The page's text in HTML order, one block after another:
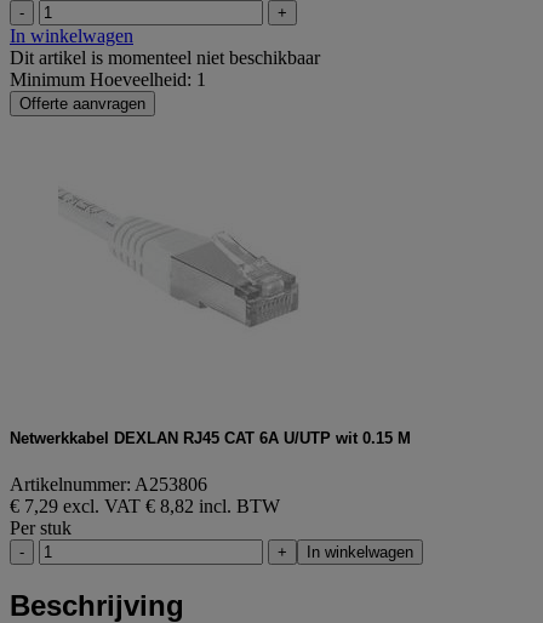
- +
In winkelwagen
Dit artikel is momenteel niet beschikbaar
Minimum Hoeveelheid: 1
Offerte aanvragen
Netwerkkabel DEXLAN RJ45 CAT 6A U/UTP wit 0.15 M
Artikelnummer: A253806
€ 7,29 excl. VAT € 8,82 incl. BTW
Per stuk
- + In winkelwagen
Beschrijving